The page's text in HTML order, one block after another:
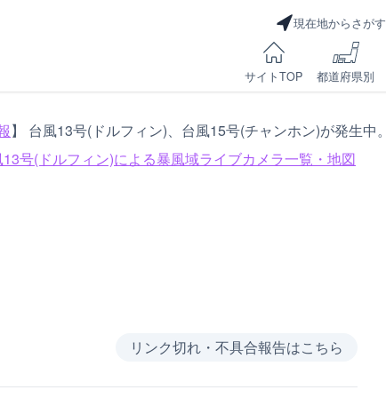
現在地からさがす
サイトTOP 都道府県別
】 台風13号(ドルフィン)、台風15号(チャンホン)が発生中。
13号(ドルフィン)による暴風域ライブカメラ一覧・地図
リンク切れ・不具合報告はこちら